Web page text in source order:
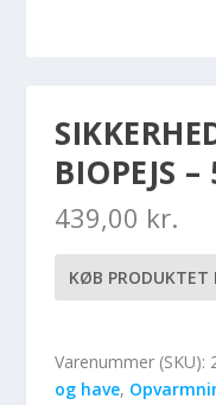
BIOPEJS
439,00 kr.
KØB PRODUKTET
Varenummer (SKU):
og have,